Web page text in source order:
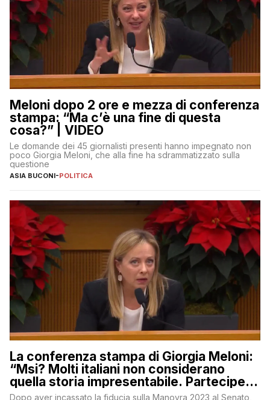
Meloni dopo 2 ore e mezza di conferenza
stampa: “Ma c’è una fine di questa
cosa?” | VIDEO
Le domande dei 45 giornalisti presenti hanno impegnato non
poco Giorgia Meloni, che alla fine ha sdrammatizzato sulla
questione
ASIA BUCONI-POLITICA
La conferenza stampa di Giorgia Meloni:
“Msi? Molti italiani non considerano
quella storia impresentabile. Parteciperò
al 25 aprile”
Dopo aver incassato la fiducia sulla Manovra 2023 al Senato,